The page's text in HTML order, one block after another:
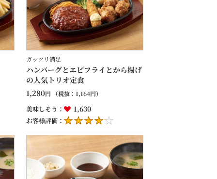
ガッツリ満足
ハンバーグとエビフライとから揚げ
の人気トリオ定食
1,280円 （税抜： 1,164円）
美味しそう： 1,630
お客様評価：